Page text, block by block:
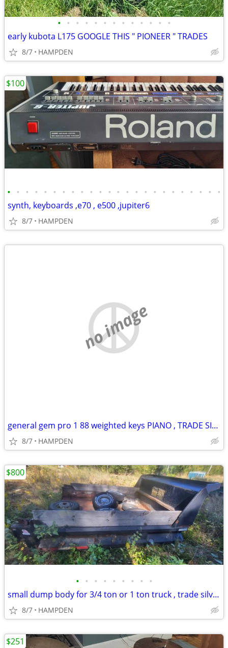
• • • • • • • • • • • • •
early kubota L175 GOOGLE THIS " PIONEER " TRADES
8/7 HAMPDEN
• • • • • • • • • • • • • • • • • • • • • • • •
synth, keyboards ,e70 , e500 ,jupiter6
8/7 HAMPDEN
$100
no image
general gem pro 1 88 weighted keys PIANO , TRADE SILVER COINS
8/7 HAMPDEN
• • • • • • • • •
small dump body for 3/4 ton or 1 ton truck , trade silver coins
8/7 HAMPDEN
$800
$251